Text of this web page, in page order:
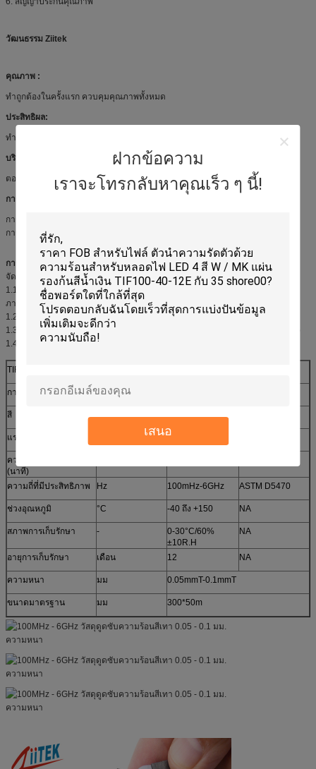
ฝากข้อความ
เราจะโทรกลับหาคุณเร็ว ๆ นี้!
เสนอ
วัฒนธรรม Ziitek
คุณภาพ :
ทำถูกต้องในครั้งแรก ควบคุมคุณภาพทั้งหมด
ประสิทธิผล:
ทำงานอย่างแม่นยำและทั่วถึงเพื่อประสิทธิภาพ
บริการ:
ตอบสนองรวดเร็ว จัดส่งตรงเวลา และบริการที่เป็นเลิศ
การทำงานเป็นทีม:
การทำงานเป็นทีมที่สมบูรณ์ ได้แก่ ทีมขาย ทีมการตลาด ทีมวิศวกรรม ทีม R&D ทีม
การผลิต ทีมโลจิสติกส์ทั้งหมดเพื่อรองรับและให้บริการที่พึงพอใจแก่ลูกค้า
การใช้งาน:
จัดหาโซลูชันวัสดุ EMC สำหรับปัญหา EMI & EMS สำหรับอุปกรณ์ไอที
1.1 ตัวดูดซับยางโลหะเพื่อนำความถี่เรโซแนนซ์ไมโครเวฟที่แตกต่างกัน
ภายในคุณสมบัติของการสูญเสียพลังงาน
1.2 ตัวป้องกันเสียงรบกวนสำหรับอุปกรณ์ไฟฟ้า (สมาร์ทโฟน แท็บเล็ต พีซี และอื่นๆ)
1.3 การปรับปรุงความไวของตัวรับสัญญาณของอินพุต PEN (ประเภทคัปปลิ้งอุปนัย)
1.4 การปรับปรุงฟังก์ชัน NFC&WPC(PMA/WPC) ภายในอุปกรณ์ไฟฟ้า
TIR9150F
การจำแนกประเภท หน่วย
สี NA สีเทา
แรงดึงดูดเฉพาะ 3
ความต้านทานพื้นผิว
(นาที)
ความถี่ที่มีประสิทธิภาพ Hz 100mHz-6GHz ASTM D5470
ช่วงอุณหภูมิ °C -40 ถึง +150 NA
สภาพการเก็บรักษา -
0-30°C/60%
±10R.H
NA
อายุการเก็บรักษา เดือน 12 NA
ความหนา มม 0.05mmT-0.1mmT
ขนาดมาตรฐาน มม 300*50m